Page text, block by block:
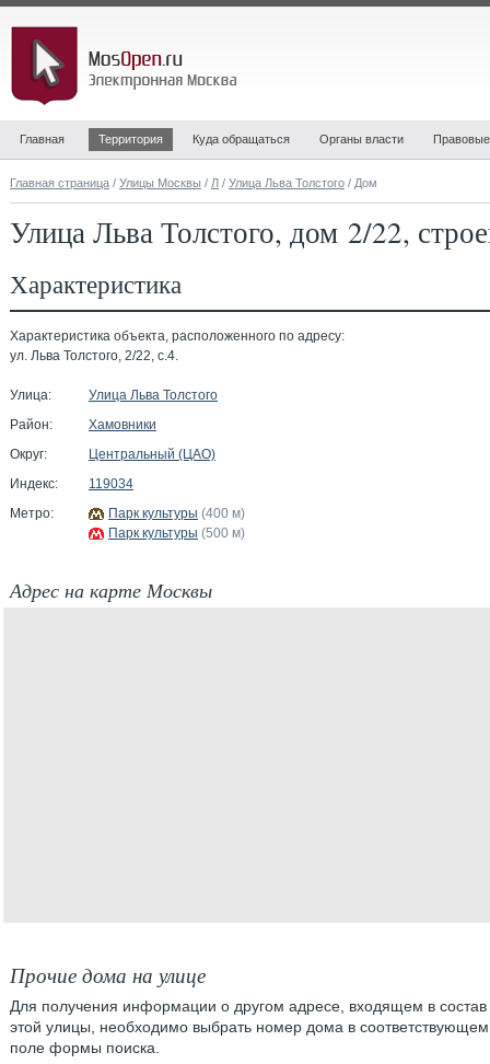
Главная Территория Куда обращаться Органы власти
Главная страница / Улицы Москвы / Л / Улица Льва Толстого / Дом
Улица Льва Толстого, дом 2/22,
Характеристика
Характеристика объекта, расположенного по адресу:
ул. Льва Толстого, 2/22, с.4.
Улица:
Улица Льва Толстого
Район:
Хамовники
Округ:
Центральный (ЦАО)
Индекс:
119034
Метро:
Парк культуры (400 м)
Парк культуры (500 м)
Адрес на карте Москвы
Прочие дома на улице
Для получения информации о другом адресе, входящем в состав
этой улицы, необходимо выбрать номер дома в соответствующем
поле формы поиска.